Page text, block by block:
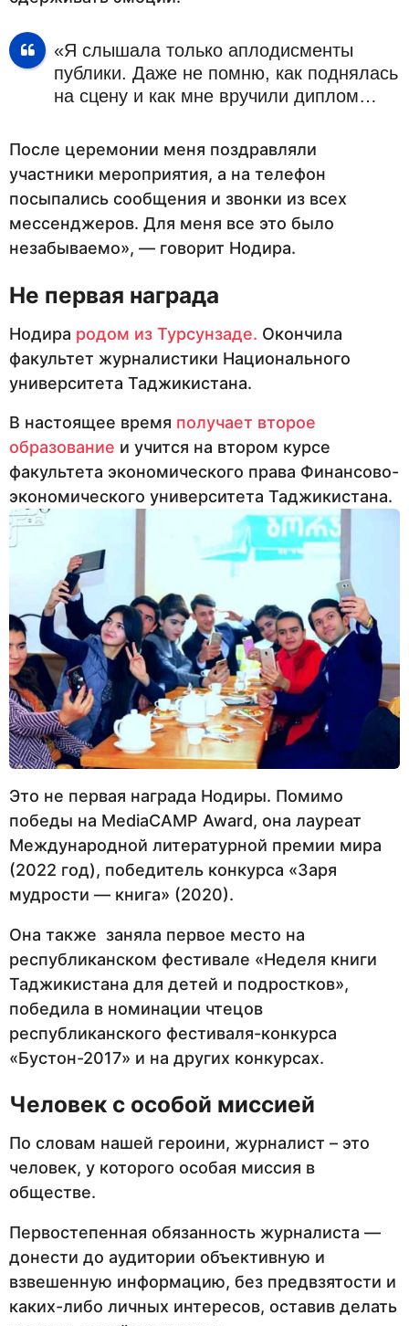
«Я слышала только аплодисменты
публики. Даже не помню, как поднялась
на сцену и как мне вручили диплом…
После церемонии меня поздравляли
участники мероприятия, а на телефон
посыпались сообщения и звонки из всех
мессенджеров. Для меня все это было
незабываемо», — говорит Нодира.
Не первая награда
Нодира родом из Турсунзаде. Окончила
факультет журналистики Национального
университета Таджикистана.
В настоящее время получает второе
образование и учится на втором курсе
факультета экономического права Финансово-
экономического университета Таджикистана.
Это не первая награда Нодиры. Помимо
победы на MediaCAMP Award, она лауреат
Международной литературной премии мира
(2022 год), победитель конкурса «Заря
мудрости — книга» (2020).
Она также заняла первое место на
республиканском фестивале «Неделя книги
Таджикистана для детей и подростков»,
победила в номинации чтецов
республиканского фестиваля-конкурса
«Бустон-2017» и на других конкурсах.
Человек с особой миссией
По словам нашей героини, журналист – это
человек, у которого особая миссия в
обществе.
Первостепенная обязанность журналиста —
донести до аудитории объективную и
взвешенную информацию, без предвзятости и
каких-либо личных интересов, оставив делать